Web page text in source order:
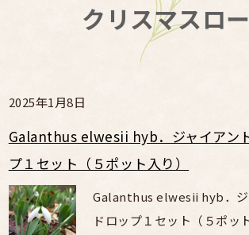
クリスマスロ
2025年1月8日
Galanthus elwesii hyb．ジャイアン
プ１セット（５ポット入り）
Galanthus elwesii hyb．ジ
ドロップ１セット（５ポッ